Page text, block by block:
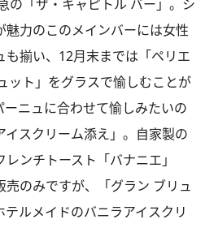
の「ザ・キャピトル バー」。シ
魅力のこのメインバーには女性
揃い、12月末までは「ペリエ
ット」をグラスで愉しむことが
ニュに合わせて愉しみたいの
スクリーム添え」。自家製の
ンチトースト「バナニエ」
のみですが、「グラン ブリュ
ルメイドのバニラアイスクリ